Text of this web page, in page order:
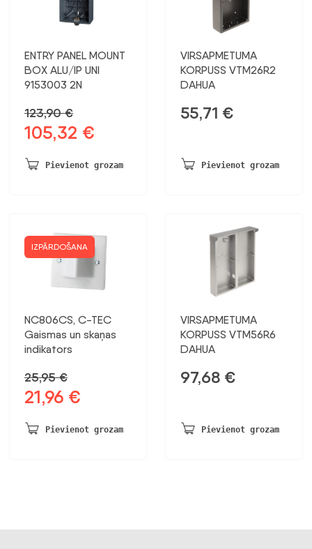
ENTRY PANEL MOUNT
BOX ALU/IP UNI
9153003 2N
123,90€
Sākotnējā
bija:
105,32 €
ir:
Pievienot grozam
VIRSAPMETUMA
KORPUSS VTM26R2
DAHUA
55,71 €
Pievienot grozam
IZPĀRDOŠANA
NC806CS, C-TEC
Gaismas un skaņas
indikators
25,95€
Sākotnējā
cena
bija:
21,96 €
ir:
Pievienot grozam
VIRSAPMETUMA
KORPUSS VTM56R6
DAHUA
97,68 €
Pievienot grozam